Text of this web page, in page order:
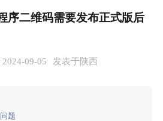
序二维码需要发布正式版后
2024-09-05 发表于陕西
题